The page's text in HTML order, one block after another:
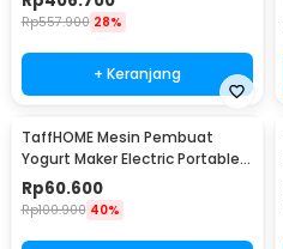
Rp557.900 28%
+ Keranjang
TaffHOME Mesin Pembuat
Yogurt Maker Electric Portable
15W 1L - PA-10C
Rp60.600
Rp100.900 40%